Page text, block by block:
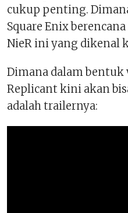
cukup penting.
Square Enix
NieR ini yang dikenal
Dimana dalam bentuk
Replicant kini akan
adalah trailernya: